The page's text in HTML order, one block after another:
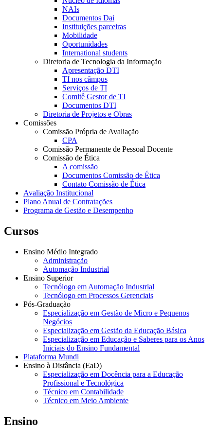
NAIs
Documentos Dai
Instituições parceiras
Mobilidade
Oportunidades
International students
Diretoria de Tecnologia da Informação
Apresentação DTI
TI nos câmpus
Serviços de TI
Comitê Gestor de TI
Documentos DTI
Diretoria de Projetos e Obras
Comissões
Comissão Própria de Avaliação
CPA
Comissão Permanente de Pessoal Docente
Comissão de Ética
A comissão
Documentos Comissão de Ética
Contato Comissão de Ética
Avaliação Institucional
Plano Anual de Contratações
Programa de Gestão e Desempenho
Cursos
Ensino Médio Integrado
Administração
Automação Industrial
Ensino Superior
Tecnólogo em Automação Industrial
Tecnólogo em Processos Gerenciais
Pós-Graduação
Especialização em Gestão de Micro e Pequenos
Negócios
Especialização em Gestão da Educação Básica
Especialização em Educação e Saberes para os Anos
Iniciais do Ensino Fundamental
Plataforma Mundi
Ensino à Distância (EaD)
Especialização em Docência para a Educação
Profissional e Tecnológica
Técnico em Contabilidade
Técnico em Meio Ambiente
Ensino